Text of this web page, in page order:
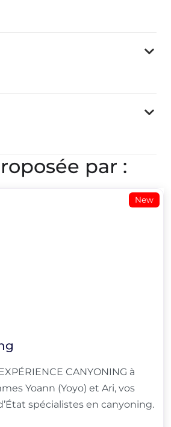
par :
New
CANYONING à
Yoann (Yoyo) et Ari, vos
spécialistes en canyoning.